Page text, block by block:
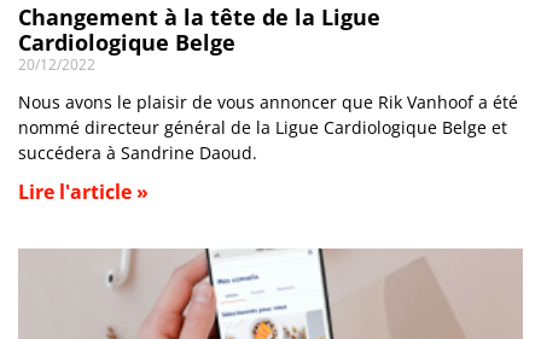
Changement à la tête de la Ligue
Cardiologique Belge
20/12/2022
Nous avons le plaisir de vous annoncer que Rik Vanhoof a été
nommé directeur général de la Ligue Cardiologique Belge et
succédera à Sandrine Daoud.
Lire l'article »